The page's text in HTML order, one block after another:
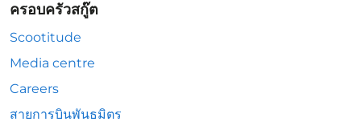
ครอบครัวสกู๊ต
Scootitude
Media centre
Careers
สายการบินพันธมิตร